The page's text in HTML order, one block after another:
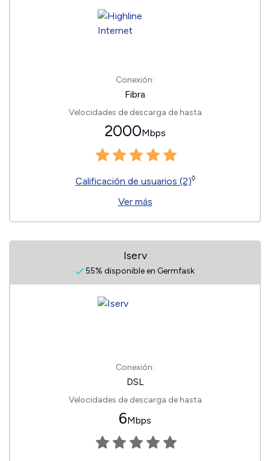
Conexión:
Fibra
Velocidades de descarga de hasta
2000Mbps
Calificación de usuarios (2)◊
Ver más
Iserv
55% disponible en Germfask
Conexión:
DSL
Velocidades de descarga de hasta
6Mbps